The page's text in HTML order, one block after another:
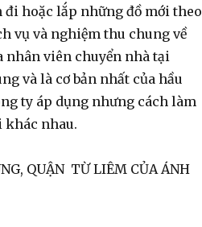
đi hoặc lắp những đồ mới theo
vụ và nghiệm thu chung về
nhân viên chuyển nhà tại
và là cơ bản nhất của hầu
ty áp dụng nhưng cách làm
khác nhau.
QUẬN TỪ LIÊM CỦA ÁNH